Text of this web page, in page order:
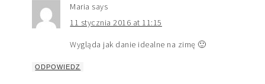
Maria says
11 stycznia 2016 at 11:15
Wygląda jak danie idealne na zimę 🙂
ODPOWIEDZ